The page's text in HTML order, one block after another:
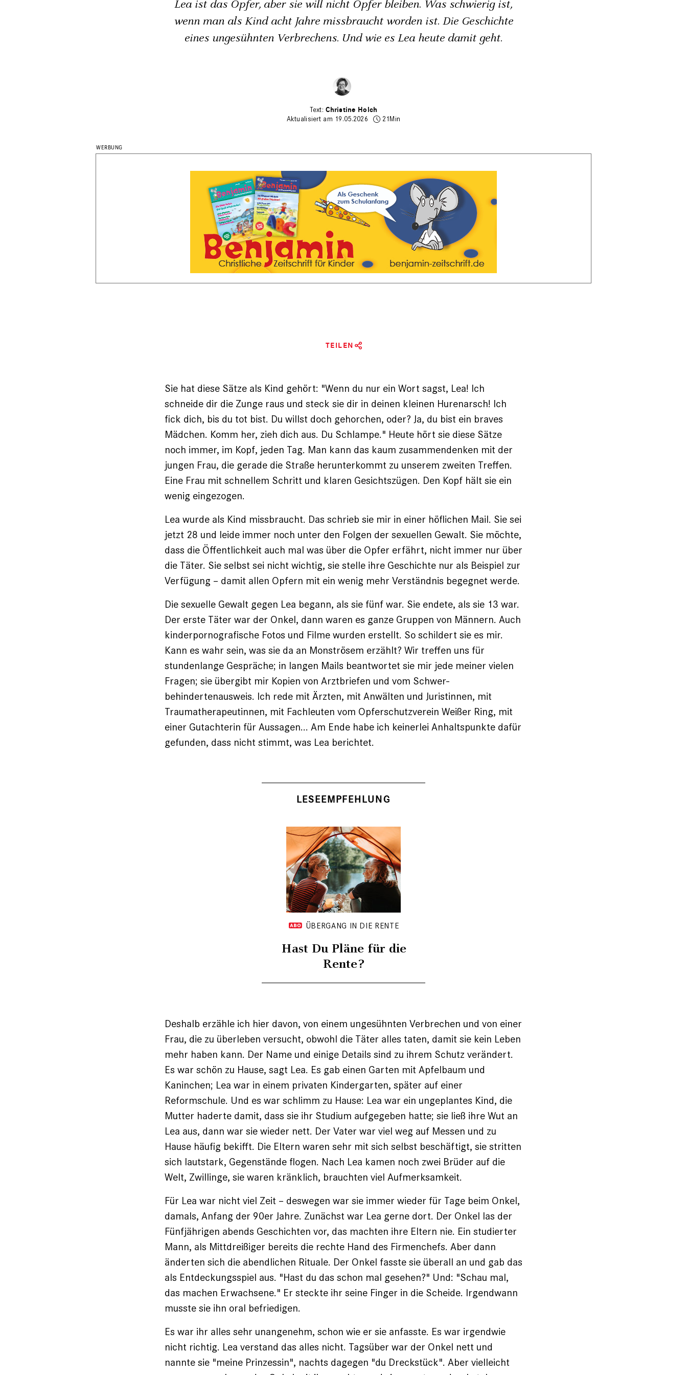
Lea ist das Opfer, aber sie will nicht Opfer bleiben. Was schwierig ist,
wenn man als Kind acht Jahre missbraucht worden ist. Die Geschichte
eines ungesühnten Verbrechens. Und wie es Lea heute damit geht.
Christine Holch
Aktualisiert am 19.05.2026
21Min
TEILEN
Sie hat diese Sätze als Kind gehört: "Wenn du nur ein Wort sagst, Lea! Ich
schneide dir die Zunge raus und steck sie dir in deinen kleinen Huren­arsch! Ich
fick dich, bis du tot bist. Du willst doch gehorchen, oder? Ja, du bist ein braves
Mädchen. Komm her, zieh dich aus. Du Schlampe." Heute hört sie diese Sätze
noch immer, im Kopf, jeden Tag. Man kann das kaum zusammendenken mit der
jungen Frau, die gerade die Straße herunterkommt zu unserem zweiten Treffen.
Eine Frau mit schnellem Schritt und klaren Gesichtszügen. Den Kopf hält sie ein
wenig eingezogen.
Lea wurde als Kind missbraucht. Das schrieb sie mir in einer höflichen Mail. Sie sei
jetzt 28 und leide immer noch unter den Folgen der sexuellen Gewalt. Sie möchte,
dass die Öffentlichkeit auch mal was über die Opfer erfährt, nicht immer nur über
die Täter. Sie selbst sei nicht wichtig, sie stelle ihre Geschichte nur als Beispiel zur
Verfügung – damit allen Opfern mit ein wenig mehr Verständnis begegnet werde.
Die sexuelle Gewalt gegen Lea begann, als sie fünf war. Sie endete, als sie 13 war.
Der erste Täter war der Onkel, dann waren es ganze Gruppen von Männern. Auch
kinderporno­grafische Fotos und Filme wurden erstellt. So schildert sie es mir.
Kann es wahr sein, was sie da an Monströsem erzählt? Wir treffen uns für
stundenlange Gespräche; in langen Mails beantwortet sie mir jede meiner vielen
Fragen; sie übergibt mir Kopien von Arztbriefen und vom Schwer­
behindertenausweis. Ich rede mit Ärzten, mit Anwälten und Juris­tinnen, mit
Traumatherapeutinnen, mit Fachleuten vom Opferschutzverein Weißer Ring, mit
einer Gutachterin für Aussagen... Am Ende habe ich keinerlei Anhaltspunkte dafür
gefunden, dass nicht stimmt, was Lea berichtet.
LESEEMPFEHLUNG
ÜBERGANG IN DIE RENTE
Hast Du Pläne für die
Rente?
Deshalb erzähle ich hier davon, von einem ungesühnten Verbrechen und von einer
Frau, die zu überleben versucht, obwohl die Täter alles taten, damit sie kein Leben
mehr haben kann. Der Name und einige Details sind zu ihrem Schutz verändert.
Es war schön zu Hause, sagt Lea. Es gab einen Garten mit Apfelbaum und
Kaninchen; Lea war in einem ­privaten Kindergarten, später auf einer
Reformschule. Und es war schlimm zu Hause: Lea war ein ungeplantes Kind, die
Mutter haderte damit, dass sie ihr Studium aufgegeben hatte; sie ließ ­ihre Wut an
Lea aus, dann war sie wieder nett. Der Vater war viel weg auf Messen und zu
Hause häufig bekifft. Die Eltern waren sehr mit sich selbst beschäftigt, sie stritten
sich lautstark, Gegenstände flogen. Nach Lea kamen noch zwei Brüder auf die
Welt, Zwillinge, sie waren kränklich, brauchten viel Aufmerksamkeit.
Für Lea war nicht viel Zeit – deswegen war sie immer wieder für ­Tage beim Onkel,
damals, Anfang der 90er Jahre. Zunächst war Lea gerne dort. Der Onkel las der
Fünfjährigen abends Geschichten vor, das machten ihre Eltern nie. Ein studierter
Mann, als Mittdreißiger bereits die rechte Hand des Firmenchefs. Aber dann
änderten sich die abendlichen Rituale. Der Onkel fasste sie überall an und gab das
als Entdeckungsspiel aus. "Hast du das schon mal gesehen?" Und: "Schau mal,
das machen Erwachsene." Er steckte ihr seine Finger in die Scheide. Irgendwann
musste sie ihn oral befriedigen.
Es war ihr alles sehr unangenehm, schon wie er sie anfasste. Es war ­irgendwie
nicht richtig. Lea verstand das alles nicht. Tagsüber war der ­Onkel nett und
nannte sie "meine Prinzessin", nachts dagegen "du Dreckstück". Aber vielleicht